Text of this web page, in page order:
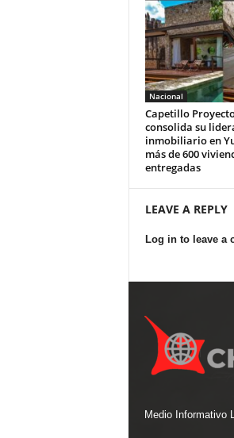
Nacional
Capetillo
consolida su
inmobiliario en
más de 600
entregadas
LEAVE A REPLY
Log in to leave a
Medio Informativo